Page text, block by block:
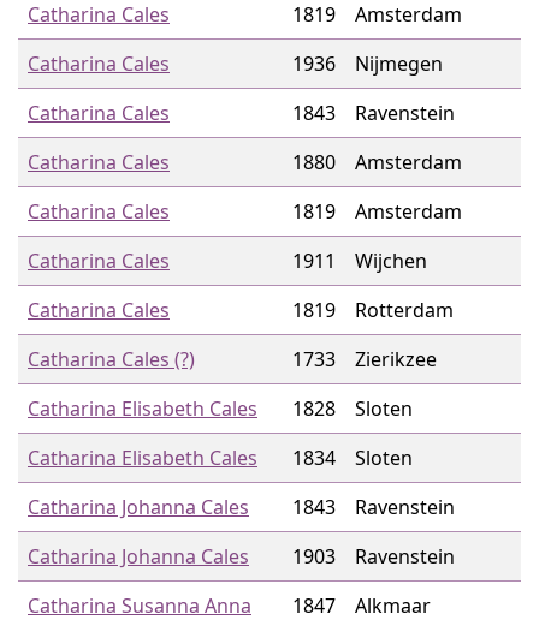
Catharina Cales
1819
Amsterdam
Catharina Cales
1936
Nijmegen
Catharina Cales
1843
Ravenstein
Catharina Cales
1880
Amsterdam
Catharina Cales
1819
Amsterdam
Catharina Cales
1911
Wijchen
Catharina Cales
1819
Rotterdam
Catharina Cales (?)
1733
Zierikzee
Catharina Elisabeth Cales
1828
Sloten
Catharina Elisabeth Cales
1834
Sloten
Catharina Johanna Cales
1843
Ravenstein
Catharina Johanna Cales
1903
Ravenstein
Catharina Susanna Anna
1847 Alkmaar